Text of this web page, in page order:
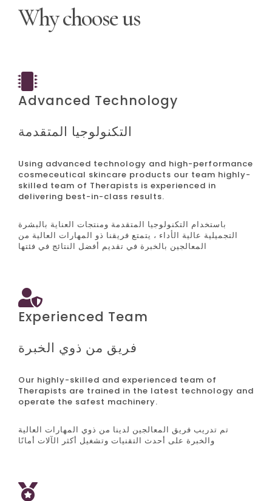
Why choose us
Advanced Technology
التكنولوجيا المتقدمة
Using advanced technology and high-performance
cosmeceutical skincare products our team highly-
skilled team of Therapists is experienced in
delivering best-in-class results.
باستخدام التكنولوجيا المتقدمة ومنتجات العناية بالبشرة
التجميلية عالية الأداء ، يتمتع فريقنا ذو المهارات العالية من
المعالجين بالخبرة في تقديم أفضل النتائج في فئتها
Experienced Team
فريق من ذوي الخبرة
Our highly-skilled and experienced team of
Therapists are trained in the latest technology and
operate the safest machinery.
تم تدريب فريق المعالجين لدينا من ذوي المهارات العالية
والخبرة على أحدث التقنيات وتشغيل أكثر الآلات أمانًا